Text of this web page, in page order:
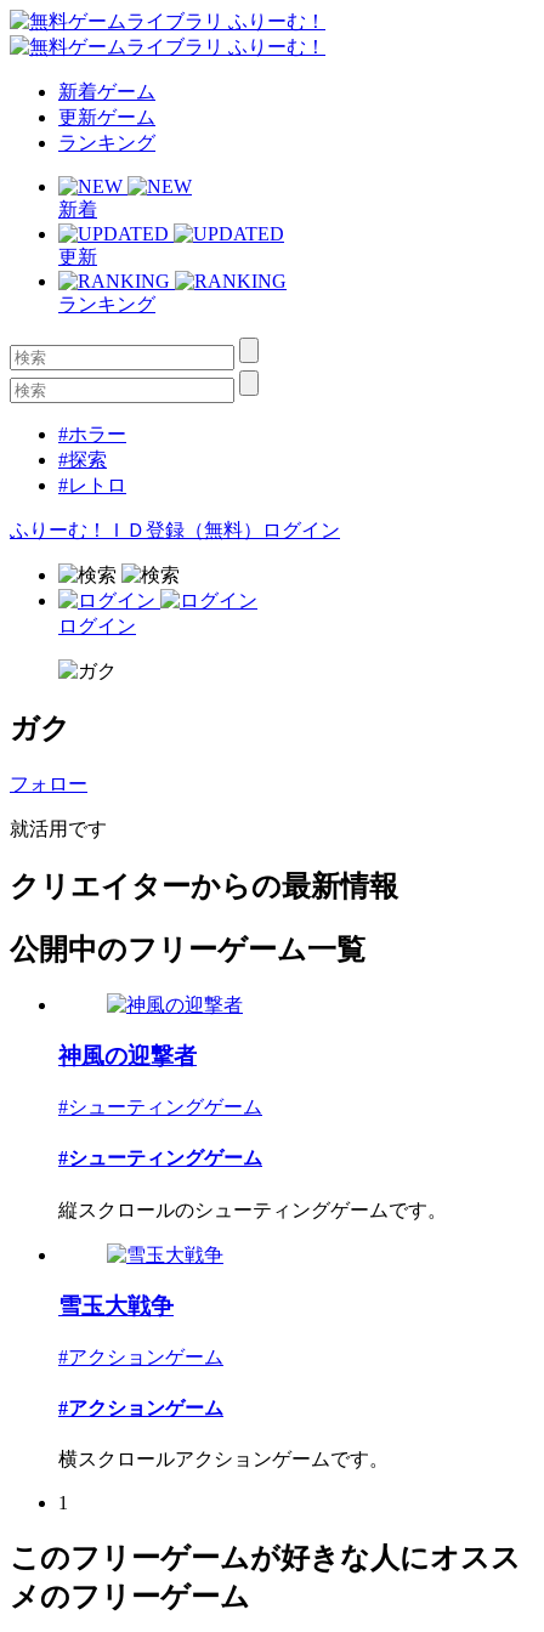
新着ゲーム
更新ゲーム
ランキング
新着
更新
ランキング
#ホラー
#探索
#レトロ
ふりーむ！ＩＤ登録（無料） ログイン
ログイン
ガク
フォロー
就活用です
クリエイターからの最新情報
公開中のフリーゲーム一覧
神風の迎撃者
#シューティングゲーム
#シューティングゲーム
縦スクロールのシューティングゲームです。
雪玉大戦争
#アクションゲーム
#アクションゲーム
横スクロールアクションゲームです。
1
このフリーゲームが好きな人にオスス
メのフリーゲーム